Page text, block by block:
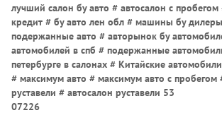
лучший салон бу авто # автосалон с
кредит # бу авто лен обл # машины бу
подержанные авто # авторынок бу
автомобилей в спб # подержанные
петербурге в салонах # Китайские
# максимум авто # максимум авто с пробегом
руставели # автосалон руставели 53
07226